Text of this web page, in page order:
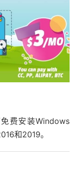
费安装Windows
和2019。